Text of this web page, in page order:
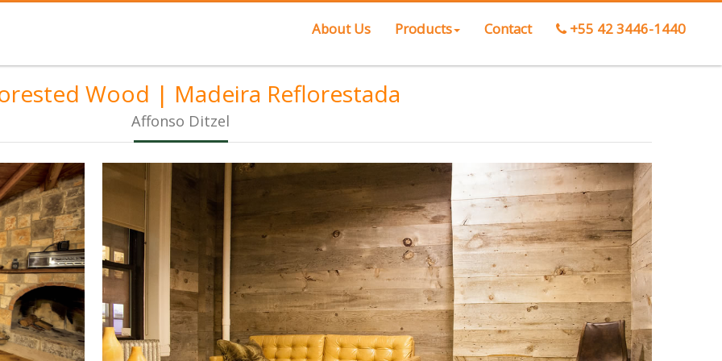
About Us Products Contact +55 42 3446-1440
Wood | Madeira Reflorestada
Affonso Ditzel